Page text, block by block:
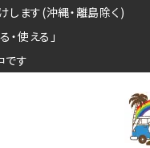
ます(沖縄・離島除く)
使える」
です